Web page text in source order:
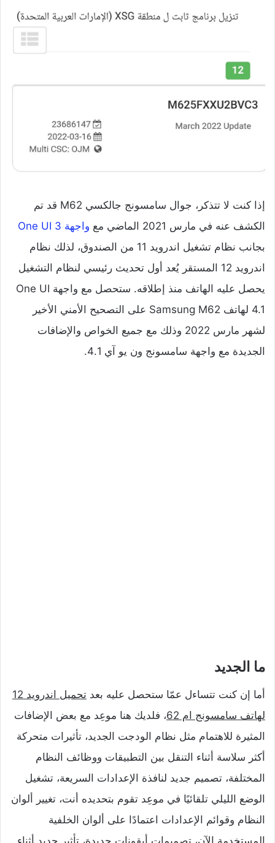
إذا كنت لا تتذكر، جوال سامسونج جالكسي M62 قد تم
الكشف عنه في مارس 2021 الماضي مع
واجهة One UI 3
بجانب نظام تشغيل اندرويد 11 من الصندوق، لذلك نظام
اندرويد 12 المستقر يُعد أول تحديث رئيسي لنظام التشغيل
يحصل عليه الهاتف منذ إطلاقه. ستحصل مع واجهة One UI
4.1 لهاتف Samsung M62 على التصحيح الأمني الأخير
لشهر مارس 2022 وذلك مع جميع الخواص والإضافات
الجديدة مع واجهة سامسونج ون يو آي 4.1.
ما الجديد
أما إن كنت تتساءل عمّا ستحصل عليه بعد
تحميل اندرويد 12
لهاتف سامسونج ام 62
، فلديك هنا موعِد مع بعض الإضافات
المثيرة للاهتمام مثل نظام الودجت الجديد، تأثيرات متحركة
أكثر سلاسة أثناء التنقل بين التطبيقات ووظائف النظام
المختلفة، تصميم جديد لنافذة الإعدادات السريعة، تشغيل
الوضع الليلي تلقائيًا في موعِد تقوم بتحديده أنت، تغيير ألوان
النظام وقوائم الإعدادات اعتمادًا على ألوان الخلفية
المستخدمة الآن، تصميمات أيقونات جديدة، تأثير جديد أثناء